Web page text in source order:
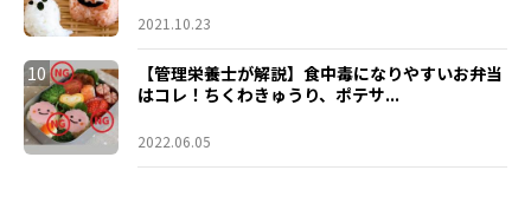
2021.10.23
10
【管理栄養士が解説】食中毒になりやすいお弁当
はコレ！ちくわきゅうり、ポテサ...
2022.06.05